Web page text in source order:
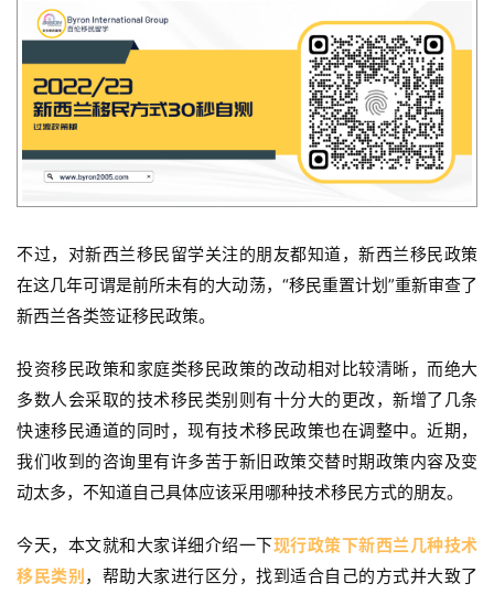
不过，对新西兰移民留学关注的朋友都知道，新西兰移民政策
在这几年可谓是前所未有的大动荡，“移民重置计划”重新审查了
新西兰各类签证移民政策。
投资移民政策和家庭类移民政策的改动相对比较清晰，而绝大
多数人会采取的技术移民类别则有十分大的更改，新增了几条
快速移民通道的同时，现有技术移民政策也在调整中。近期，
我们收到的咨询里有许多苦于新旧政策交替时期政策内容及变
动太多，不知道自己具体应该采用哪种技术移民方式的朋友。
今天，本文就和大家详细介绍一下现行政策下新西兰几种技术
移民类别，帮助大家进行区分，找到适合自己的方式并大致了